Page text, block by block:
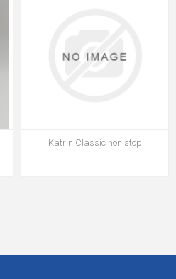
Katrin Classic non stop